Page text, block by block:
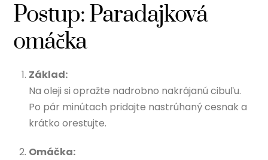
Postup: Paradajková
omáčka
Základ:
Na oleji si opražte nadrobno nakrájanú cibuľu.
Po pár minútach pridajte nastrúhaný cesnak a
krátko orestujte.
Omáčka: